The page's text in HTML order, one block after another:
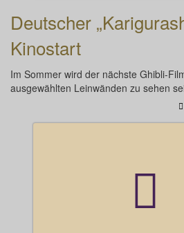
Deutscher
Kinostart
Im Sommer wird der nächste Ghibli-
ausgewählten Leinwänden zu sehen